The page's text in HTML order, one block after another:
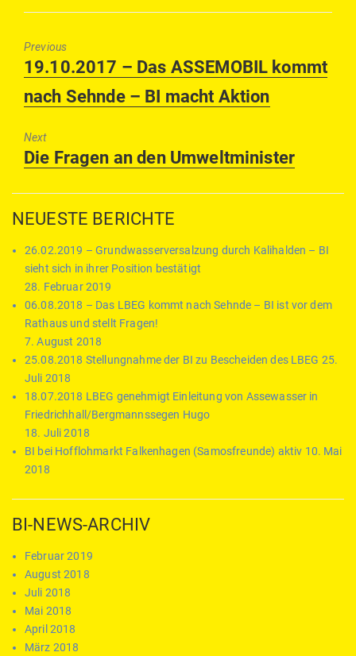
Previous
Previous
19.10.2017 – Das ASSEMOBIL kommt
nach Sehnde – BI macht Aktion
Next
Next
Die Fragen an den Umweltminister
NEUESTE BERICHTE
26.02.2019 – Grundwasserversalzung durch Kalihalden – BI
sieht sich in ihrer Position bestätigt
28. Februar 2019
06.08.2018 – Das LBEG kommt nach Sehnde – BI ist vor dem
Rathaus und stellt Fragen!
7. August 2018
25.08.2018 Stellungnahme der BI zu Bescheiden des LBEG 25.
Juli 2018
18.07.2018 LBEG genehmigt Einleitung von Assewasser in
Friedrichhall/Bergmannssegen Hugo
18. Juli 2018
BI bei Hofflohmarkt Falkenhagen (Samosfreunde) aktiv 10. Mai
2018
BI-NEWS-ARCHIV
Februar 2019
August 2018
Juli 2018
Mai 2018
April 2018
März 2018